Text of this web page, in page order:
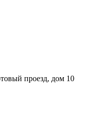
проезд, дом 10